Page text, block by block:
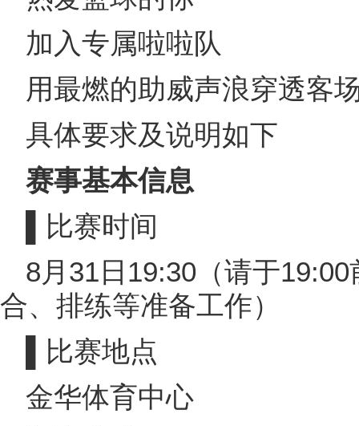
加入专属啦啦队
用最燃的助威声浪穿透客
具体要求及说明如下
赛事基本信息
▌比赛时间
8月31日19:30（请于
合、排练等准备工作）
▌比赛地点
金华体育中心